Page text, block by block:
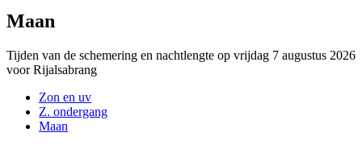
Maan
Tijden van de schemering en nachtlengte op vrijdag 7 augustus 2026
voor Rijalsabrang
Zon en uv
Z. ondergang
Maan